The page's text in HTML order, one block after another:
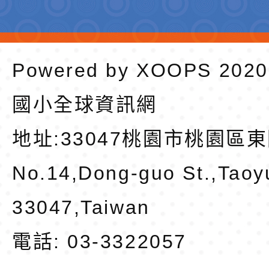
Powered by XOOPS
國小全球資訊網
地址:33047桃園市桃園區
No.14,Dong-guo
33047,Taiwan
電話: 03-3322057